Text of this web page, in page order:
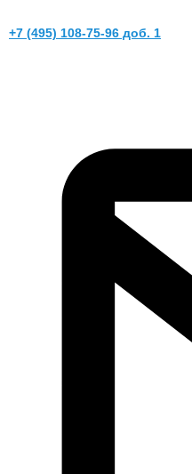
+7 (495) 108-75-96 доб. 1